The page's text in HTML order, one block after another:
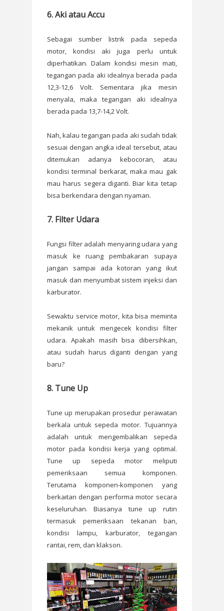
6. Aki atau Accu
Sebagai sumber listrik pada sepeda
motor, kondisi aki juga perlu untuk
diperhatikan. Dalam kondisi mesin mati,
tegangan pada aki idealnya berada pada
12,3-12,6 Volt. Sementara jika mesin
menyala, maka tegangan aki idealnya
berada pada 13,7-14,2 Volt.
Nah, kalau tegangan pada aki sudah tidak
sesuai dengan angka ideal tersebut, atau
ditemukan adanya kebocoran, atau
kondisi terminal berkarat, maka mau gak
mau harus segera diganti. Biar kita tetap
bisa berkendara dengan nyaman.
7. Filter Udara
Fungsi filter adalah menyaring udara yang
masuk ke ruang pembakaran supaya
jangan sampai ada kotoran yang ikut
masuk dan menyumbat sistem injeksi dan
karburator.
Sewaktu service motor, kita bisa meminta
mekanik untuk mengecek kondisi filter
udara. Apakah masih bisa dibersihkan,
atau sudah harus diganti dengan yang
baru?
8. Tune Up
Tune up merupakan prosedur perawatan
berkala untuk sepeda motor. Tujuannya
adalah untuk mengembalikan sepeda
motor pada kondisi kerja yang optimal.
Tune up sepeda motor meliputi
pemeriksaan semua komponen.
Terutama komponen-komponen yang
berkaitan dengan performa motor secara
keseluruhan. Biasanya tune up rutin
termasuk pemeriksaan tekanan ban,
kondisi lampu, karburator, tegangan
rantai, rem, dan klakson.